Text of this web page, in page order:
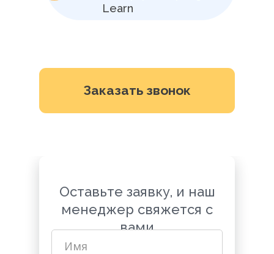
Learn
Заказать звонок
Оставьте заявку, и наш
менеджер свяжется с
вами